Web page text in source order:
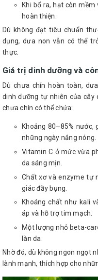
Khi bổ ra, hạt còn
hoàn thiện.
Dù không đạt tiêu chuẩn
dụng, dưa non vẫn có thể
thực.
Giá trị dinh dưỡng và
Dù chưa chín hoàn toàn,
dinh dưỡng tự nhiên của cây
chưa chín có thể chứa:
Khoảng 80–85%
những ngày nắng nóng.
Vitamin C ở mức vừa
da sáng mịn.
Chất xơ và enzyme tự
giác đầy bụng.
Khoáng chất như kali
áp và hỗ trợ tim mạch.
Một lượng nhỏ beta-
làn da.
Nhờ đó, dù không ngon ngọt
lành mạnh, thích hợp cho